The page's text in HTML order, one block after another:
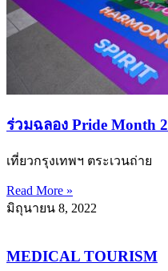
ร่วมฉลอง Pride Month
เที่ยวกรุงเทพฯ ตระเวนถ่าย
Read More »
มิถุนายน 8, 2022
MEDICAL TOURISM